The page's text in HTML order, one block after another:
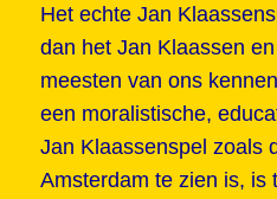
Het echte Jan
dan het Jan Klaassen
meesten van ons
een moralistische,
Jan Klaassenspel zoals
Amsterdam te zien is, is